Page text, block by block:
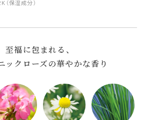
（保湿成分）
至福に包まれる、
ックローズの華やかな香り